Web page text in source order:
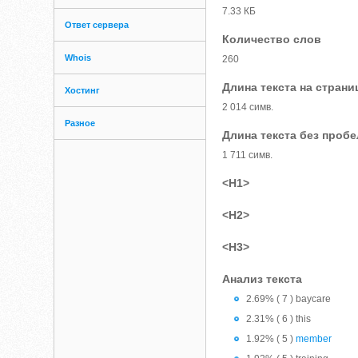
Ответ сервера
Whois
Хостинг
Разное
7.33 КБ
Количество слов
260
Длина текста на
2 014 симв.
Длина текста без
1 711 симв.
<H1>
<H2>
<H3>
Анализ текста
2.69% ( 7 ) baycare
2.31% ( 6 ) this
1.92% ( 5 )member